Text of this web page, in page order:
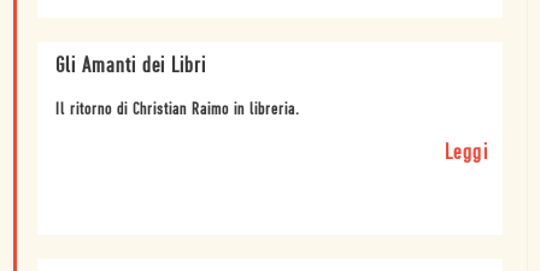
Gli Amanti dei Libri
Il ritorno di Christian Raimo in libreria.
Leggi